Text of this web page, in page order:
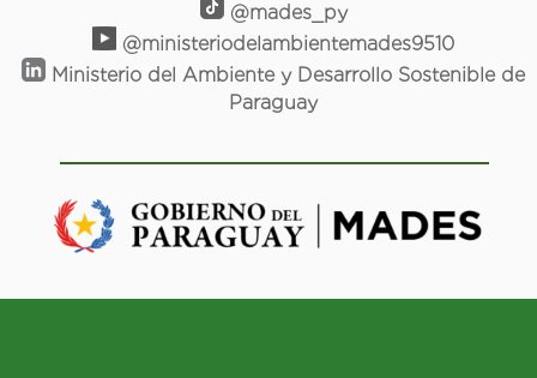
@mades_py
@ministeriodelambientemades9510
Ministerio del Ambiente y Desarrollo Sostenible de
Paraguay